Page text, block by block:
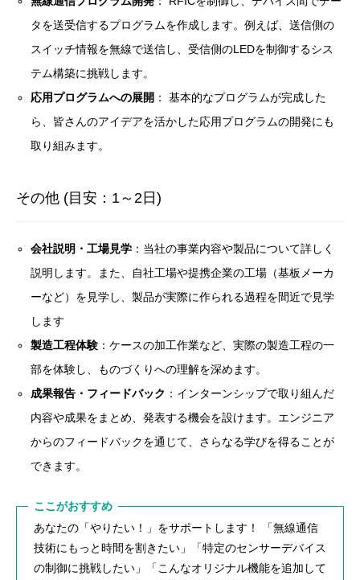
タを送受信するプログラムを作成します。例えば、送信側の
スイッチ情報を無線で送信し、受信側のLEDを制御するシス
テム構築に挑戦します。
応用プログラムへの展開 ： 基本的なプログラムが完成した
ら、皆さんのアイデアを活かした応用プログラムの開発にも
取り組みます。
その他 (目安：1～2日)
会社説明・工場見学 ：当社の事業内容や製品について詳しく
説明します。また、自社工場や提携企業の工場（基板メーカ
ーなど）を見学し、製品が実際に作られる過程を間近で見学
します
製造工程体験 ：ケースの加工作業など、実際の製造工程の一
部を体験し、ものづくりへの理解を深めます。
成果報告・フィードバック ：インターンシップで取り組んだ
内容や成果をまとめ、発表する機会を設けます。エンジニア
からのフィードバックを通じて、さらなる学びを得ることが
できます。
ここがおすすめ
あなたの「やりたい！」をサポートします！ 「無線通信
技術にもっと時間を割きたい」「特定のセンサーデバイス
の制御に挑戦したい」「こんなオリジナル機能を追加して